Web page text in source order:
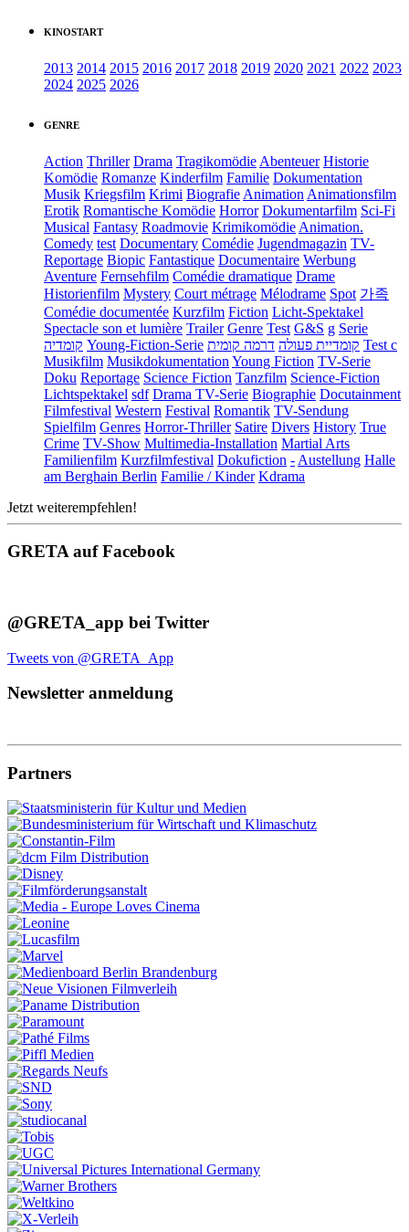
KINOSTART
2013 2014 2015 2016 2017 2018 2019 2020 2021 2022 2023
2024 2025 2026
GENRE
Action Thriller Drama Tragikomödie Abenteuer Historie
Komödie Romanze Kinderfilm Familie Dokumentation
Musik Kriegsfilm Krimi Biografie Animation Animationsfilm
Erotik Romantische Komödie Horror Dokumentarfilm Sci-Fi
Musical Fantasy Roadmovie Krimikomödie Animation.
Comedy test Documentary Comédie Jugendmagazin TV-
Reportage Biopic Fantastique Documentaire Werbung
Aventure Fernsehfilm Comédie dramatique Drame
Historienfilm Mystery Court métrage Mélodrame Spot 가족
Comédie documentée Kurzfilm Fiction Licht-Spektakel
Spectacle son et lumière Trailer Genre Test G&S g Serie
קומדיה Young-Fiction-Serie קומדיית פעולה דרמה קומית
Test c
Musikfilm Musikdokumentation Young Fiction TV-Serie
Doku Reportage Science Fiction Tanzfilm Science-Fiction
Lichtspektakel sdf Drama TV-Serie Biographie Docutainment
Filmfestival Western Festival Romantik TV-Sendung
Spielfilm Genres Horror-Thriller Satire Divers History True
Crime TV-Show Multimedia-Installation Martial Arts
Familienfilm Kurzfilmfestival Dokufiction - Austellung Halle
am Berghain Berlin Familie / Kinder Kdrama
Jetzt weiterempfehlen!
GRETA auf Facebook
@GRETA_app bei Twitter
Tweets von @GRETA_App
Newsletter anmeldung
Partners